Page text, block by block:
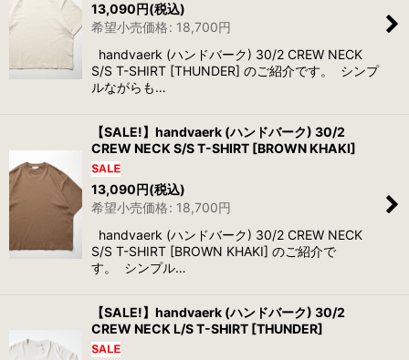
13,090円(税込)
希望小売価格: 18,700円
handvaerk (ハンドバーク) 30/2 CREW NECK
S/S T-SHIRT [THUNDER] のご紹介です。 シンプ
ルながらも…
【SALE!】handvaerk (ハンドバーク) 30/2
CREW NECK S/S T-SHIRT [BROWN KHAKI]
13,090円(税込)
希望小売価格: 18,700円
handvaerk (ハンドバーク) 30/2 CREW NECK
S/S T-SHIRT [BROWN KHAKI] のご紹介で
す。 シンプル…
【SALE!】handvaerk (ハンドバーク) 30/2
CREW NECK L/S T-SHIRT [THUNDER]